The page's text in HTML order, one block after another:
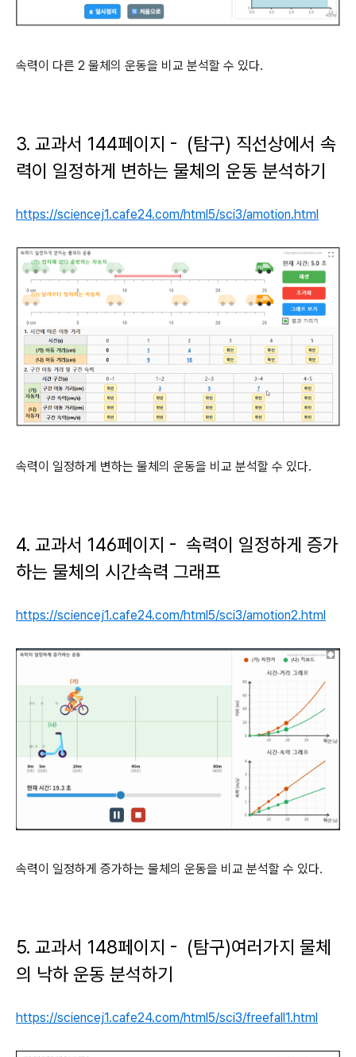
속력이 다른 2 물체의 운동을 비교 분석할 수 있다.
3. 교과서 144페이지 - (탐구) 직선상에서 속
력이 일정하게 변하는 물체의 운동 분석하기
https://sciencej1.cafe24.com/html5/sci3/amotion.html
속력이 일정하게 변하는 물체의 운동을 비교 분석할 수 있다.
4. 교과서 146페이지 - 속력이 일정하게 증가
하는 물체의 시간속력 그래프
https://sciencej1.cafe24.com/html5/sci3/amotion2.html
속력이 일정하게 증가하는 물체의 운동을 비교 분석할 수 있다.
5. 교과서 148페이지 - (탐구)여러가지 물체
의 낙하 운동 분석하기
https://sciencej1.cafe24.com/html5/sci3/freefall1.html